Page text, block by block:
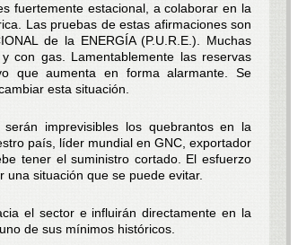
fuertemente estacional, a colaborar en la
Las pruebas de estas afirmaciones son
de la ENERGÍA (P.U.R.E.). Muchas
con gas. Lamentablemente las reservas
que aumenta en forma alarmante. Se
esta situación.
imprevisibles los quebrantos en la
país, líder mundial en GNC, exportador
tener el suministro cortado. El esfuerzo
situación que se puede evitar.
el sector e influirán directamente en la
de sus mínimos históricos.